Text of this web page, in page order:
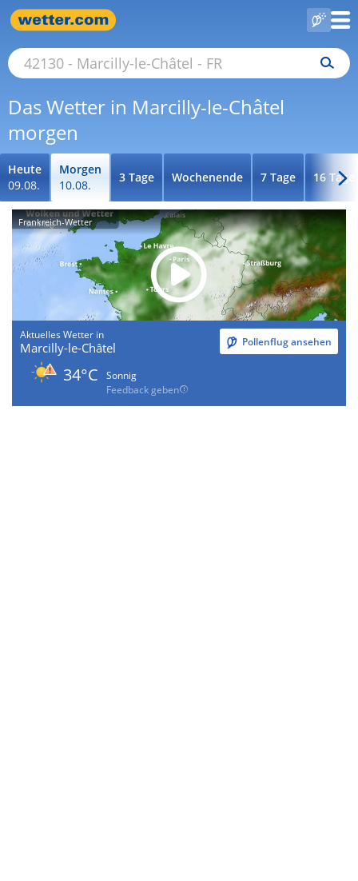
Das Wetter in Marcilly-le-Châtel
morgen
Heute
09.08.
Morgen
10.08.
3 Tage Wochenende 7 Tage 16 Tage
Frankreich-Wetter
Aktuelles Wetter in
Marcilly-le-Châtel Pollenflug ansehen
34°C
Sonnig
Feedback geben